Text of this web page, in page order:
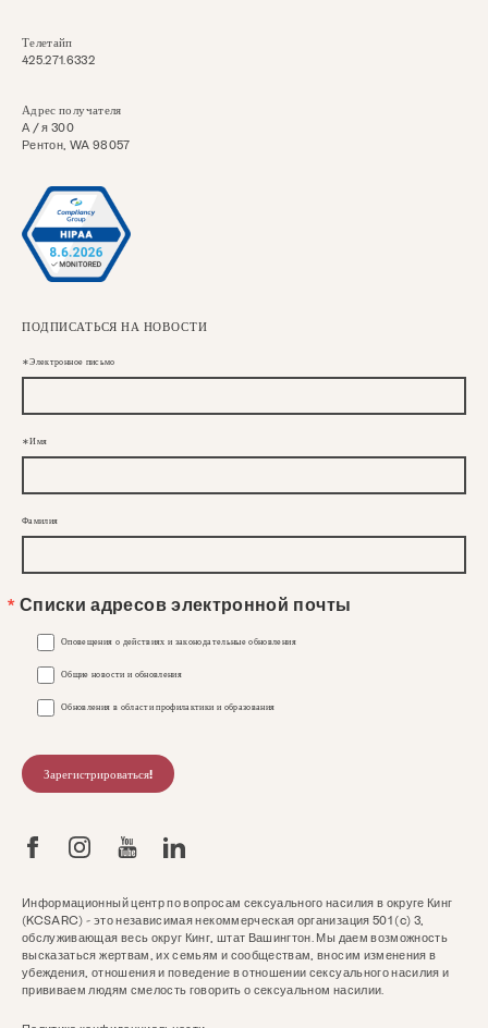
Телетайп
425.271.6332
Адрес получателя
А / я 300
Рентон, WA 98057
Информационный центр по вопросам сексуального насилия в округе Кинг
(KCSARC) - это независимая некоммерческая организация 501 (c) 3,
обслуживающая весь округ Кинг, штат Вашингтон. Мы даем возможность
высказаться жертвам, их семьям и сообществам, вносим изменения в
убеждения, отношения и поведение в отношении сексуального насилия и
прививаем людям смелость говорить о сексуальном насилии.
ПОДПИСАТЬСЯ НА НОВОСТИ
Электронное письмо
Имя
Фамилия
Списки адресов электронной почты
Оповещения о действиях и законодательные обновления
Общие новости и обновления
Обновления в области профилактики и образования
Зарегистрироваться!